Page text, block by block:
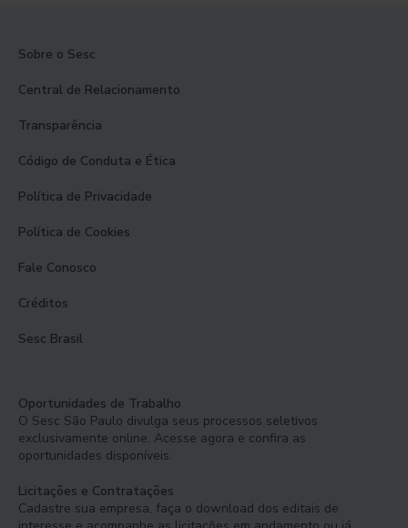
Sobre o Sesc
Central de Relacionamento
Transparência
Código de Conduta e Ética
Política de Privacidade
Política de Cookies
Fale Conosco
Créditos
Sesc Brasil
Oportunidades de Trabalho
O Sesc São Paulo divulga seus processos seletivos
exclusivamente online. Acesse agora e confira as
oportunidades disponíveis.
Licitações e Contratações
Cadastre sua empresa, faça o download dos editais de